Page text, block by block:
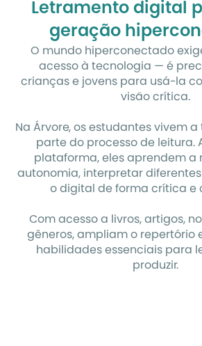
Letramento digital
geração
O mundo hiperconectado
acesso à tecnologia — é
crianças e jovens para usá-la
visão crítica.
Na Árvore, os estudantes vivem
parte do processo de leitura.
plataforma, eles aprendem a
autonomia, interpretar
o digital de forma crítica e
Com acesso a livros, artigos,
gêneros, ampliam o repertório
habilidades essenciais para
produzir.